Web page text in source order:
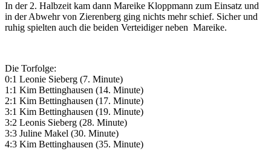
In der 2. Halbzeit kam dann Mareike Kloppmann zum Einsatz und
in der Abwehr von Zierenberg ging nichts mehr schief. Sicher und
ruhig spielten auch die beiden Verteidiger neben Mareike.
Die Torfolge:
0:1 Leonie Sieberg (7. Minute)
1:1 Kim Bettinghausen (14. Minute)
2:1 Kim Bettinghausen (17. Minute)
3:1 Kim Bettinghausen (19. Minute)
3:2 Leonis Sieberg (28. Minute)
3:3 Juline Makel (30. Minute)
4:3 Kim Bettinghausen (35. Minute)